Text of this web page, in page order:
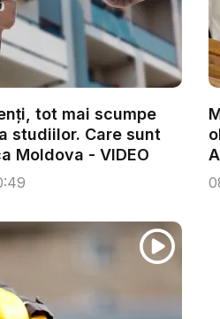
tot mai scumpe
studiilor. Care sunt
Moldova - VIDEO